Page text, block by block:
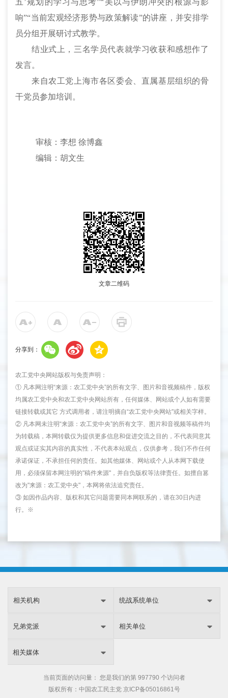
响”“当前宏观经济形势与政策解读”的讲座，并安排学
员分组开展研讨式教学。
结业式上，三名学员代表就学习收获和感想作了
发言。
来自农工党上海市各区委会、直属基层组织的骨
干党员参加培训。
审核：李想 徐博鑫
编辑：胡文生
文章二维码
分享到：
农工党中央网站版权与免责声明：
① 凡本网注明“来源：农工党中央”的所有文字、图片和音视频稿件，版权
均属农工党中央和农工党中央网站所有，任何媒体、网站或个人如有需要
链接转载或其它 方式调用者，请注明摘自“农工党中央网站”或相关字样。
② 凡本网未注明“来源：农工党中央”的所有文字、图片和音视频等稿件均
为转载稿，本网转载仅为提供更多信息和促进交流之目的，不代表同意其
观点或证实其内容的真实性，不代表本站观点，仅供参考，我们不作任何
承诺保证，不承担任何的责任。如其他媒体、网站或个人从本网下载使
用，必须保留本网注明的"稿件来源"，并自负版权等法律责任。如擅自篡
改为"来源：农工党中央"，本网将依法追究责任。
③ 如因作品内容、版权和其它问题需要同本网联系的，请在30日内进
行。※
相关机构 统战系统单位
兄弟党派 相关单位
相关媒体
当前页面的访问量： 您是我们的第 997790 个访问者
版权所有：中国农工民主党 京ICP备05016861号